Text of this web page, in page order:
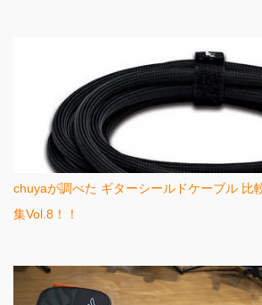
chuyaが調べた ギターシールドケーブル 比
集Vol.8！！